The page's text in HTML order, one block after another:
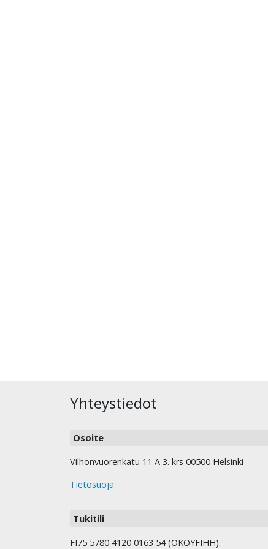
Yhteystiedot
Osoite
Vilhonvuorenkatu 11 A 3. krs 00500 Helsinki
Tietosuoja
Tukitili
FI75 5780 4120 0163 54 (OKOYFIHH).